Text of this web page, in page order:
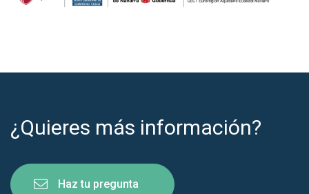
¿Quieres más información?
Haz tu pregunta